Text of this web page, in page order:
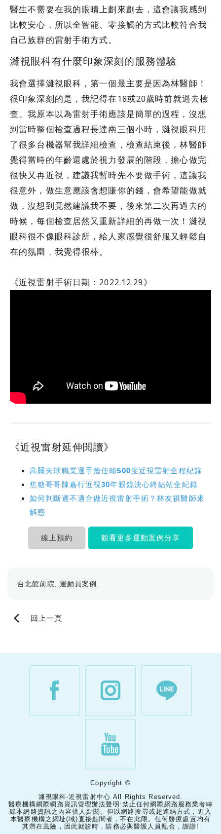
醫生不需要在我的眼睛上劃來劃去，這會讓我感到
比較安心，所以全智能、零接觸的方式比較符合我
自己族群的雷射手術方式。
濰視眼科有什麼印象深刻的服務體驗
我會選擇濰視眼科，第一個最主要是因為林醫師！
很印象深刻的是，我記得在18或20歲時前就過去檢
查。我原本以為雷射手術應該是簡單的過程，沒想
到當時整個檢查過程長達兩三個小時，濰視眼科用
了很多台機器幫我詳細檢查，檢查結束後，林醫師
覺得當時的年齡還處於視力發展的階段，擔心做完
很快又再近視，建議我暫時先不要做手術，這讓我
很意外，做生意應該會想賺你的錢，會希望能做就
做，沒想到竟然建議我不要，後來第二次再過去的
時候，每個檢查居然又重新詳細的再做一次！濰視
眼科很不像眼科診所，給人家感覺很舒服又輕鬆自
在的氛圍，我覺得很棒。
《近視雷射手術日期：2022.12.29》
《近視雷射延伸閱讀》
高爾夫球職業選手詹佳翰500度近視雷射全程紀錄
焦糖哥哥陳嘉行近視30年眼鏡決心終結站全紀錄
如何判斷適不適合做近視雷射手術？林友祺醫師來
解惑
線上預約 觀看更多運動案例分享
台北館前院 運動員案例
回上一頁
Copyright ©
濰視眼科-近視雷射中心 All Rights Reserved.
醫療機構網際網路資訊管理辦法聲明:禁止任何網際網路服務業者轉
錄本網路資訊之內容供人點閱。但以網路搜尋或超連結方式，進入
本醫療機構之網址(域)直接點閱者，不在此限。任何醫療處置均有
其潛在風險，因此就診時，請務必與醫護人員配合，謝謝!